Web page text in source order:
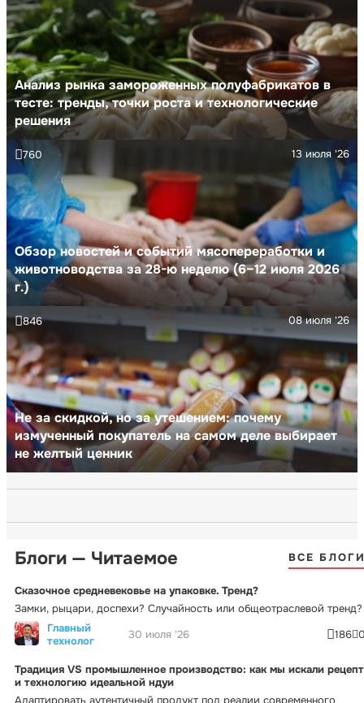
Анализ рынка замороженных полуфабрикатов в
тесте: тренды, точки роста и технологические
решения
Обзор новостей и событий мясопереработки и
животноводства за 28-ю неделю (6–12 июля 2026
г.)
13 июля '26
760
Не за скидкой, но за утешением: почему
измученный покупатель на самом деле выбирает
не желтый ценник
08 июля '26
846
Блоги — Читаемое ВСЕ
Сказочное средневековье на упаковке. Тренд?
Замки, рыцари, доспехи? Случайность или общеотраслевой тренд?
Главный
технолог
30 июля '26 186
Традиция VS промышленное производство: как мы искали рецепт
и технологию идеальной ндуи
Адаптировать аутентичный продукт под реалии современного